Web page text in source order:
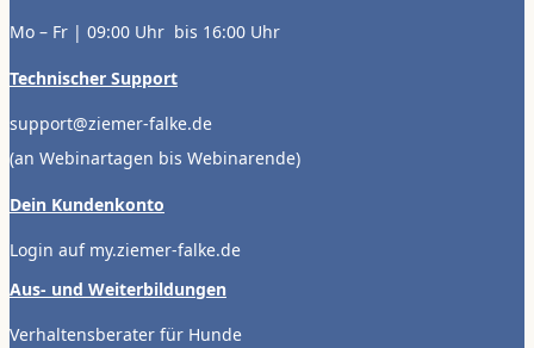
Mo – Fr | 09:00 Uhr bis 16:00 Uhr
Technischer Support
support@ziemer-falke.de
(an Webinartagen bis Webinarende)
Dein Kundenkonto
Login auf my.ziemer-falke.de
Aus- und Weiterbildungen
Verhaltensberater für Hunde